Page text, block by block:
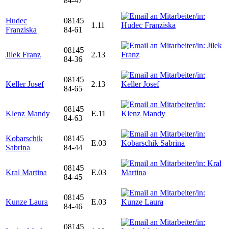
Hudec
Franziska
08145
84-61
1.11
Jilek Franz
08145
84-36
2.13
Keller Josef
08145
84-65
2.13
Klenz Mandy
08145
84-63
E.11
Kobarschik
Sabrina
08145
84-44
E.03
Kral Martina
08145
84-45
E.03
Kunze Laura
08145
84-46
E.03
08145